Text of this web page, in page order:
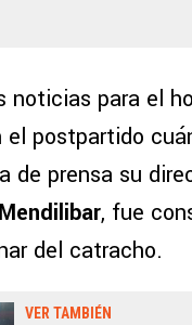
noticias para el
el postpartido
de prensa su
, fue
del catracho.
VER TAMBIÉN